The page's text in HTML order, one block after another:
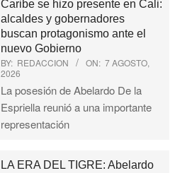
Caribe se hizo presente en Cali:
alcaldes y gobernadores
buscan protagonismo ante el
nuevo Gobierno
BY: REDACCION ON: 7 AGOSTO,
2026
La posesión de Abelardo De la
Espriella reunió a una importante
representación
LA ERA DEL TIGRE: Abelardo